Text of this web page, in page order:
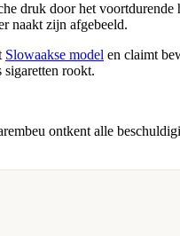
druk door het
naakt zijn afgebeeld.
Slowaakse model en claimt
rookt.
ontkent alle